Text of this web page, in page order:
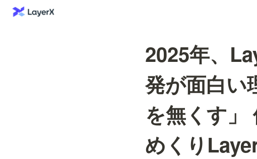
2025年、
発が面白い
を無くす」
めくり